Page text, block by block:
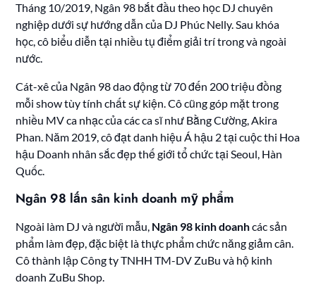
Tháng 10/2019, Ngân 98 bắt đầu theo học DJ chuyên
nghiệp dưới sự hướng dẫn của DJ Phúc Nelly. Sau khóa
học, cô biểu diễn tại nhiều tụ điểm giải trí trong và ngoài
nước.
Cát-xê của Ngân 98 dao động từ 70 đến 200 triệu đồng
mỗi show tùy tính chất sự kiện. Cô cũng góp mặt trong
nhiều MV ca nhạc của các ca sĩ như Bằng Cường, Akira
Phan. Năm 2019, cô đạt danh hiệu Á hậu 2 tại cuộc thi Hoa
hậu Doanh nhân sắc đẹp thế giới tổ chức tại Seoul, Hàn
Quốc.
Ngân 98 lấn sân kinh doanh mỹ phẩm
Ngoài làm DJ và người mẫu, Ngân 98 kinh doanhcác sản
phẩm làm đẹp, đặc biệt là thực phẩm chức năng giảm cân.
Cô thành lập Công ty TNHH TM-DV ZuBu và hộ kinh
doanh ZuBu Shop.